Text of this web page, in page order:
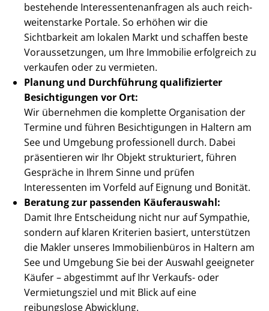
bestehende In­ter­es­sen­ten­an­fra­gen als auch reich­
wei­ten­star­ke Portale. So erhöhen wir die
Sichtbarkeit am lokalen Markt und schaffen beste
Voraussetzungen, um Ihre Immobilie erfolgreich zu
verkaufen oder zu vermieten.
Planung und Durchführung qualifizierter
Besichtigungen vor Ort:
Wir übernehmen die komplette Organisation der
Termine und führen Besichtigungen in Haltern am
See und Umgebung professionell durch. Dabei
präsentieren wir Ihr Objekt strukturiert, führen
Gespräche in Ihrem Sinne und prüfen
Interessenten im Vorfeld auf Eignung und Bonität.
Beratung zur passenden Käuferauswahl:
Damit Ihre Entscheidung nicht nur auf Sympathie,
sondern auf klaren Kriterien basiert, unterstützen
die Makler unseres Immobilienbüros in Haltern am
See und Umgebung Sie bei der Auswahl geeigneter
Käufer – abgestimmt auf Ihr Verkaufs- oder
Vermietungsziel und mit Blick auf eine
reibungslose Abwicklung.